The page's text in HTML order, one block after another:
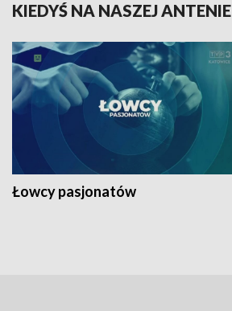
KIEDYŚ NA NASZEJ ANTENIE
Łowcy pasjonatów